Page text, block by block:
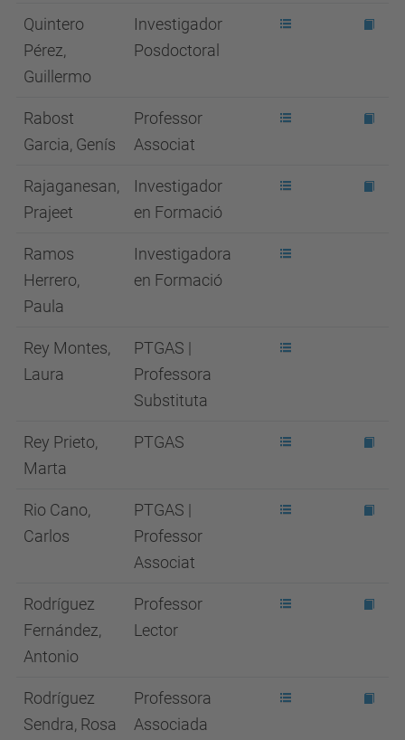
Quintero
Pérez,
Guillermo
Investigador
Posdoctoral
Rabost
Garcia, Genís
Professor
Associat
Rajaganesan,
Prajeet
Investigador
en Formació
Ramos
Herrero,
Paula
Investigadora
en Formació
Rey Montes,
Laura
PTGAS |
Professora
Substituta
Rey Prieto,
Marta
PTGAS
Rio Cano,
Carlos
PTGAS |
Professor
Associat
Rodríguez
Fernández,
Antonio
Professor
Lector
Rodríguez
Sendra, Rosa
Professora
Associada